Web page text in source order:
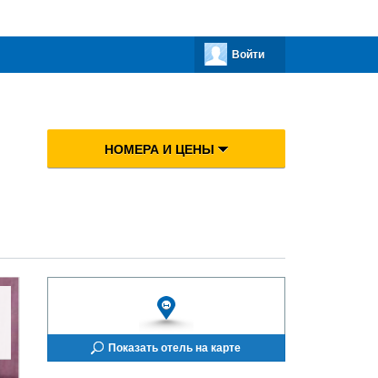
Войти
НОМЕРА И ЦЕНЫ
Показать отель на карте